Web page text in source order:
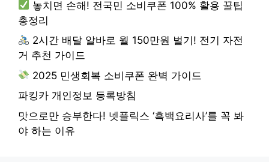
놓치면 손해! 전국민 소비쿠폰 100% 활용 꿀팁
총정리
2시간 배달 알바로 월 150만원 벌기! 전기 자전
거 추천 가이드
2025 민생회복 소비쿠폰 완벽 가이드
파킹카 개인정보 등록방침
맛으로만 승부한다! 넷플릭스 ‘흑백요리사’를 꼭 봐
야 하는 이유